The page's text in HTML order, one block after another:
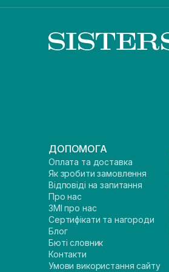
ДОПОМОГА
Оплата та доставка
Як зробити замовлення
Відповіді на запитання
Про нас
ЗМІ про нас
Сертифікати та нагороди
Блог
Бюті словник
Контакти
Умови використання сайту